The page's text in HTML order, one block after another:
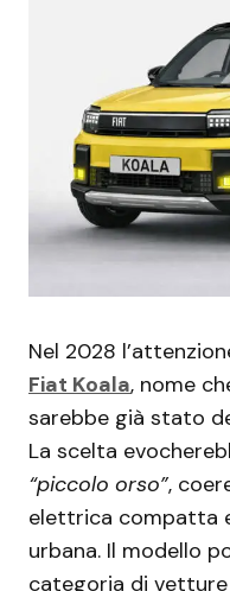
Nel 2028
Fiat Koala, nome
sarebbe già stato
La scelta
“piccolo orso”,
elettrica compatta
urbana. Il modello
categoria di